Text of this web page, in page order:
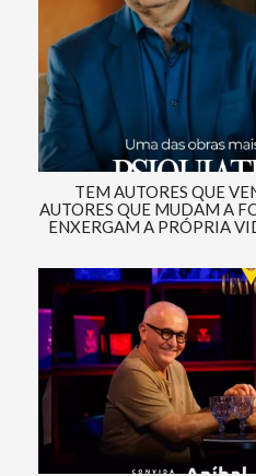
TEM AUTORES QUE
AUTORES QUE MUDAM A
ENXERGAM A PRÓPRIA